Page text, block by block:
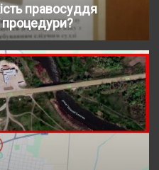
правосуддя